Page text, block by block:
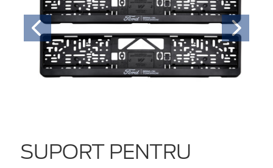
SUPORT PENTRU